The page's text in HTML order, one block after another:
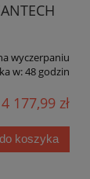
wyczerpaniu
w:48 godzin
4 177,99 zł
do koszyka